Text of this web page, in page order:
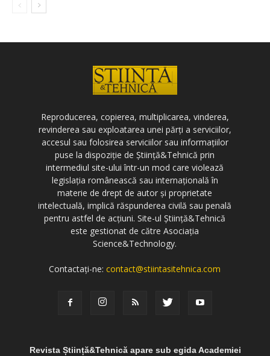
Reproducerea, copierea, multiplicarea, vinderea,
revinderea sau exploatarea unei părți a serviciilor,
accesul sau folosirea serviciilor sau informațiilor
puse la dispoziție de Știință&Tehnică prin
intermediul site-ului într-un mod care violează
legislația românească sau internațională în
materie de drept de autor și proprietate
intelectuală, implică răspunderea civilă sau penală
pentru astfel de acțiuni. Site-ul Știință&Tehnică
este gestionat de către Asociația
Science&Technology.
Contactați-ne:contact@stiintasitehnica.com
Revista Știință&Tehnică apare sub egida Academiei